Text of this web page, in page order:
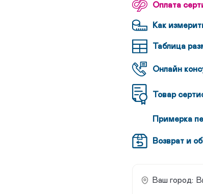
Оплата
Как
Таблица
Онлайн
Товар
Примерка
Возврат и
Ваш город: